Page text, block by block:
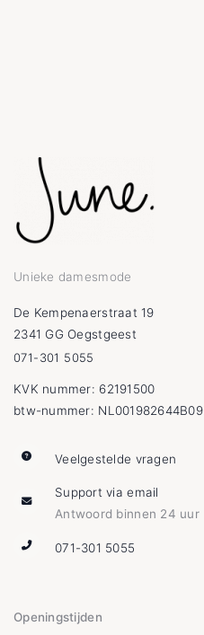
Unieke damesmode
De Kempenaerstraat 19
2341 GG Oegstgeest
071-301 5055
KVK nummer: 62191500
btw-nummer: NL001982644B09
Veelgestelde vragen
Support via email
Antwoord binnen 24 uur
071-301 5055
Openingstijden